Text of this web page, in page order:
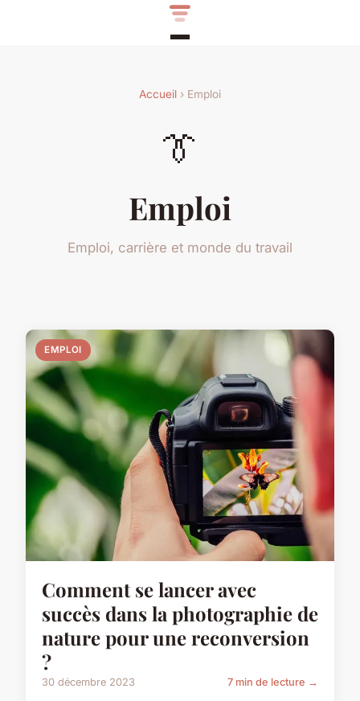
Accueil › Emploi
👔
Emploi
Emploi, carrière et monde du travail
EMPLOI
Comment se lancer avec
succès dans la photographie de
nature pour une reconversion
?
30 décembre 2023 7 min de lecture →